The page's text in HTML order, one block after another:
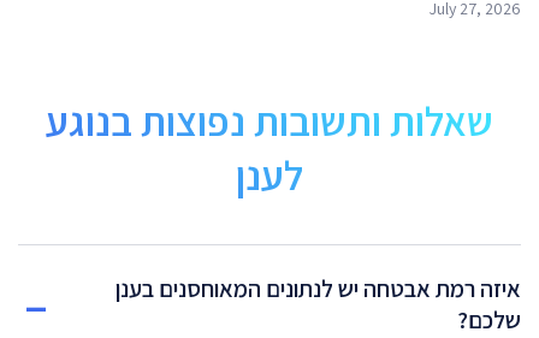
July 27, 2026
שאלות ותשובות נפוצות בנוגע
לענן
איזה רמת אבטחה יש לנתונים המאוחסנים בענן
שלכם?